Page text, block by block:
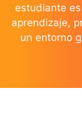
estudiante
aprendizaje,
un entorno